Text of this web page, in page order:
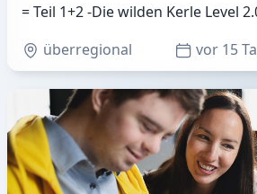
= Teil 1+2 -Die wilden Kerle Level
überregional
vor 15